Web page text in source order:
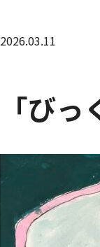
2026.03.11
「び